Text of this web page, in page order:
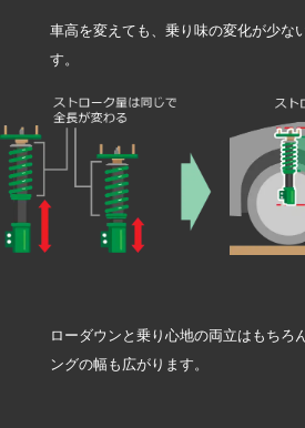
車高を変えても、乗り味の変化が少な
す。
ローダウンと乗り心地の両立はもちろ
ングの幅も広がります。